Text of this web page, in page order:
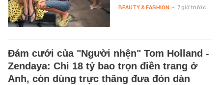
BEAUTY & FASHION - 7 giờ trước
Đám cưới của "Người nhện" Tom Holland -
Zendaya: Chi 18 tỷ bao trọn điền trang ở
Anh, còn dùng trực thăng đưa đón dàn